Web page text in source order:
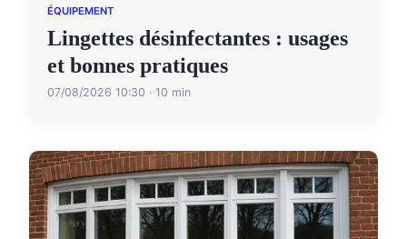
ÉQUIPEMENT
Lingettes désinfectantes : usages
et bonnes pratiques
07/08/2026 10:30 · 10 min